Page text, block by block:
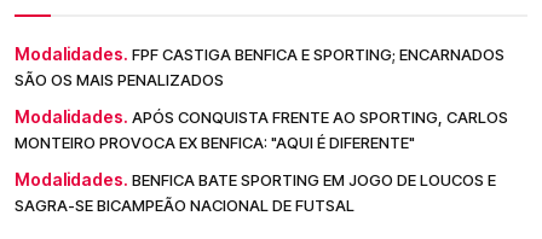
Modalidades. FPF CASTIGA BENFICA E SPORTING; ENCARNADOS
SÃO OS MAIS PENALIZADOS
Modalidades. APÓS CONQUISTA FRENTE AO SPORTING, CARLOS
MONTEIRO PROVOCA EX BENFICA: "AQUI É DIFERENTE"
Modalidades. BENFICA BATE SPORTING EM JOGO DE LOUCOS E
SAGRA-SE BICAMPEÃO NACIONAL DE FUTSAL